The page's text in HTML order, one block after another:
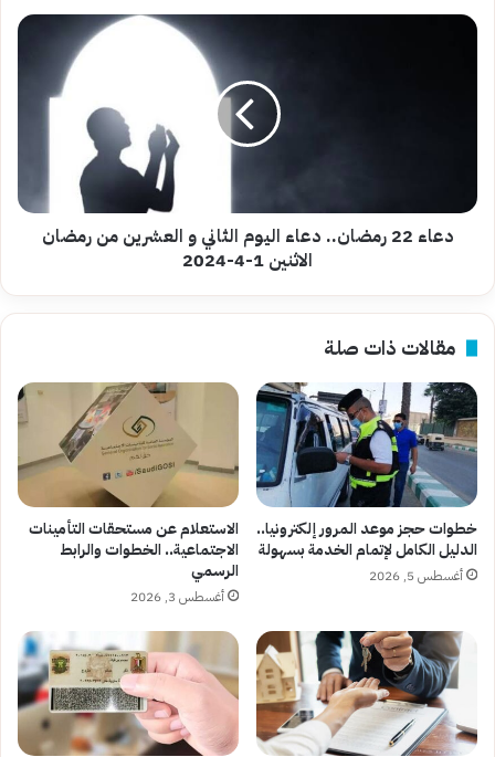
دعاء
من
رمضان
4-
دعاء 22 رمضان.. دعاء اليوم الثاني و العشرين من رمضان
الاثنين 1-4-2024
مقالات ذات صلة
خطوات حجز موعد المرور إلكترونيا..
الدليل الكامل لإتمام الخدمة بسهولة
أغسطس 5, 2026
الاستعلام عن مستحقات التأمينات
الاجتماعية.. الخطوات والرابط
الرسمي
أغسطس 3, 2026